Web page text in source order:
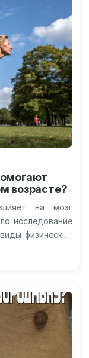
возрасте?
на мозг
исследование
физической